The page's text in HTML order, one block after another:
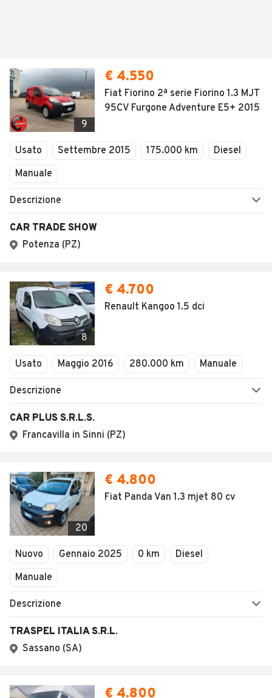
9
€ 4.550
Fiat Fiorino 2ª serie Fiorino 1.3 MJT
95CV ​​Furgone Adventure E5+ 2015
Usato Settembre 2015 175.000 km
Diesel
Manuale
Descrizione
CAR TRADE SHOW
Potenza (PZ)
8
€ 4.700
Renault Kangoo 1.5 dci
Usato Maggio 2016 280.000 km Manuale
Descrizione
CAR PLUS S.R.L.S.
Francavilla in Sinni (PZ)
20
€ 4.800
Fiat Panda Van 1.3 mjet 80 cv
Nuovo Gennaio 2025 0 km
Diesel
Manuale
Descrizione
TRASPEL ITALIA S.R.L.
Sassano (SA)
€ 4.800
Error